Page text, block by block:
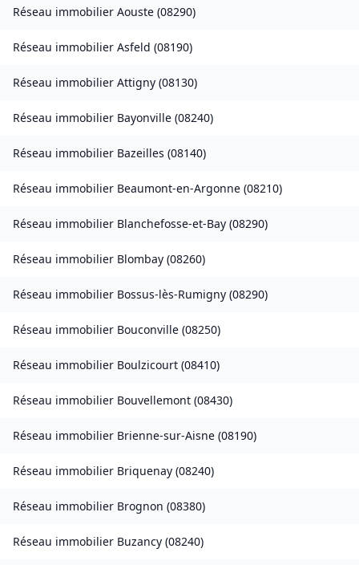
Réseau immobilier Aouste (08290)
Réseau immobilier Asfeld (08190)
Réseau immobilier Attigny (08130)
Réseau immobilier Bayonville (08240)
Réseau immobilier Bazeilles (08140)
Réseau immobilier Beaumont-en-Argonne (08210)
Réseau immobilier Blanchefosse-et-Bay (08290)
Réseau immobilier Blombay (08260)
Réseau immobilier Bossus-lès-Rumigny (08290)
Réseau immobilier Bouconville (08250)
Réseau immobilier Boulzicourt (08410)
Réseau immobilier Bouvellemont (08430)
Réseau immobilier Brienne-sur-Aisne (08190)
Réseau immobilier Briquenay (08240)
Réseau immobilier Brognon (08380)
Réseau immobilier Buzancy (08240)